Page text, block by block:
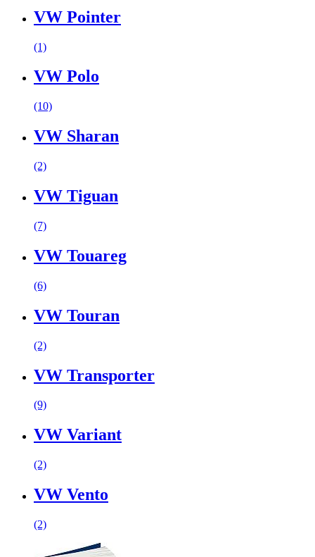
VW Pointer
(1)
VW Polo
(10)
VW Sharan
(2)
VW Tiguan
(7)
VW Touareg
(6)
VW Touran
(2)
VW Transporter
(9)
VW Variant
(2)
VW Vento
(2)